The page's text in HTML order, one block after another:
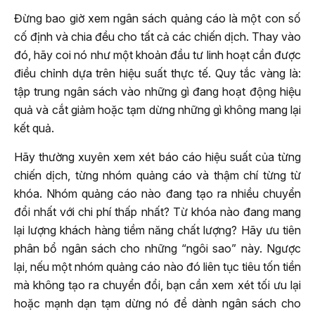
Đừng bao giờ xem ngân sách quảng cáo là một con số
cố định và chia đều cho tất cả các chiến dịch. Thay vào
đó, hãy coi nó như một khoản đầu tư linh hoạt cần được
điều chỉnh dựa trên hiệu suất thực tế. Quy tắc vàng là:
tập trung ngân sách vào những gì đang hoạt động hiệu
quả và cắt giảm hoặc tạm dừng những gì không mang lại
kết quả.
Hãy thường xuyên xem xét báo cáo hiệu suất của từng
chiến dịch, từng nhóm quảng cáo và thậm chí từng từ
khóa. Nhóm quảng cáo nào đang tạo ra nhiều chuyển
đổi nhất với chi phí thấp nhất? Từ khóa nào đang mang
lại lượng khách hàng tiềm năng chất lượng? Hãy ưu tiên
phân bổ ngân sách cho những “ngôi sao” này. Ngược
lại, nếu một nhóm quảng cáo nào đó liên tục tiêu tốn tiền
mà không tạo ra chuyển đổi, bạn cần xem xét tối ưu lại
hoặc mạnh dạn tạm dừng nó để dành ngân sách cho